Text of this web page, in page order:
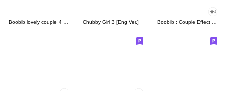
Chubby Girl 3 [Eng Ver.]